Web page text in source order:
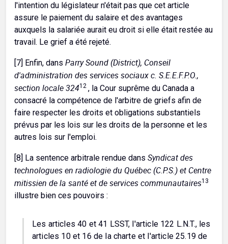
l'intention du législateur n'était pas que cet article
assure le paiement du salaire et des avantages
auxquels la salariée aurait eu droit si elle était restée au
travail. Le grief a été rejeté.
[7] Enfin, dans Parry Sound (District), Conseil
d'administration des services sociaux c. S.E.E.F.P.O.,
section locale 32412 , la Cour suprême du Canada a
consacré la compétence de l'arbitre de griefs afin de
faire respecter les droits et obligations substantiels
prévus par les lois sur les droits de la personne et les
autres lois sur l'emploi.
[8] La sentence arbitrale rendue dans Syndicat des
technologues en radiologie du Québec (C.P.S.) et Centre
mitissien de la santé et de services communautaires13
illustre bien ces pouvoirs :
Les articles 40 et 41 LSST, l'article 122 L.N.T., les
articles 10 et 16 de la charte et l'article 25.19 de